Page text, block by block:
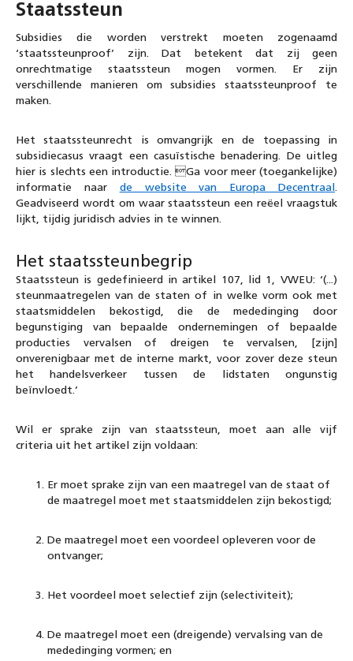
Staatssteun
Subsidies die worden verstrekt moeten zogenaamd
‘staatssteunproof’ zijn. Dat betekent dat zij geen
onrechtmatige staatssteun mogen vormen. Er zijn
verschillende manieren om subsidies staatssteunproof te
maken.
Het staatssteunrecht is omvangrijk en de toepassing in
subsidiecasus vraagt een casuïstische benadering. De uitleg
hier is slechts een introductie. Ga voor meer (toegankelijke)
informatie naar de website van Europa Decentraal
Geadviseerd wordt om waar staatssteun een reëel vraagstuk
lijkt, tijdig juridisch advies in te winnen.
Het staatssteunbegrip
Staatssteun is gedefinieerd in artikel 107, lid 1, VWEU: ‘(...)
steunmaatregelen van de staten of in welke vorm ook met
staatsmiddelen bekostigd, die de mededinging door
begunstiging van bepaalde ondernemingen of bepaalde
producties vervalsen of dreigen te vervalsen, [zijn]
onverenigbaar met de interne markt, voor zover deze steun
het handelsverkeer tussen de lidstaten ongunstig
beïnvloedt.’
Wil er sprake zijn van staatssteun, moet aan alle vijf
criteria uit het artikel zijn voldaan:
Er moet sprake zijn van een maatregel van de staat of
de maatregel moet met staatsmiddelen zijn bekostigd;
De maatregel moet een voordeel opleveren voor de
ontvanger;
Het voordeel moet selectief zijn (selectiviteit);
De maatregel moet een (dreigende) vervalsing van de
mededinging vormen; en